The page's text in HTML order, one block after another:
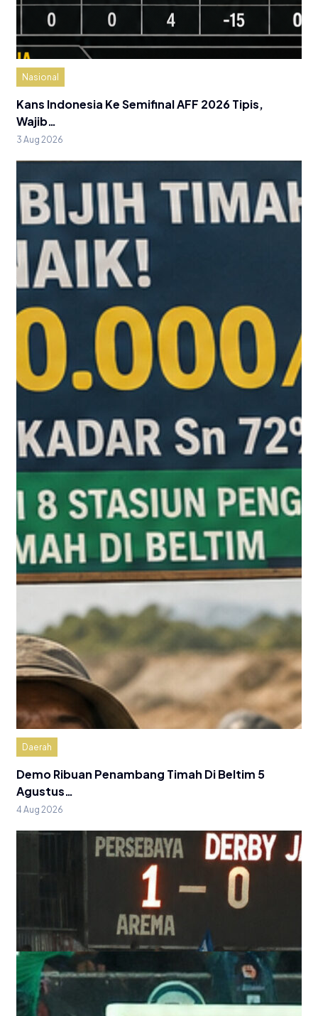
Nasional
Kans Indonesia Ke Semifinal AFF 2026 Tipis,
Wajib…
3 Aug 2026
Daerah
Demo Ribuan Penambang Timah Di Beltim 5
Agustus…
4 Aug 2026